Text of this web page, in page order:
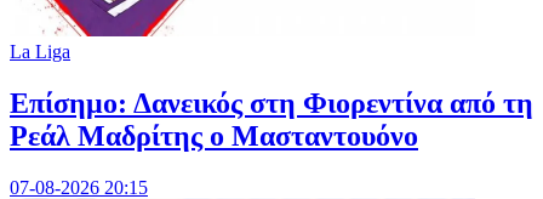
La Liga
Επίσημο: Δανεικός στη Φιορεντίνα από τη
Ρεάλ Μαδρίτης ο Μασταντουόνο
07-08-2026 20:15